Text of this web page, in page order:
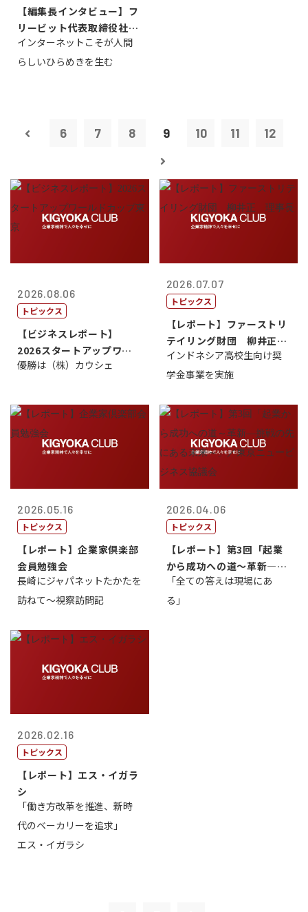
【編集長インタビュー】フ
リービット代表取締役社長
ＣＥＯ 石田...
インターネットこそが人間
らしいひらめきを生む
6 7 8 9 10 11 12
2026.08.06
トピックス
【ビジネスレポート】
2026スタートアップワー
ルドカップ東京
優勝は（株）カウシェ
2026.07.07
トピックス
【レポート】ファーストリ
テイリング財団 柳井正
理事長
インドネシア高校生向け奨
学金事業を実施
2026.05.16
トピックス
【レポート】企業家倶楽部
会員勉強会
長崎にジャパネットたかたを
訪ねて～視察訪問記
2026.04.06
トピックス
【レポート】第3回「起業
から成功への道～革新―挑
戦の先にある...
「全ての答えは現場にあ
る」
2026.02.16
トピックス
【レポート】エス・イガラ
シ
「働き方改革を推進、新時
代のベーカリーを追求」
エス・イガラシ